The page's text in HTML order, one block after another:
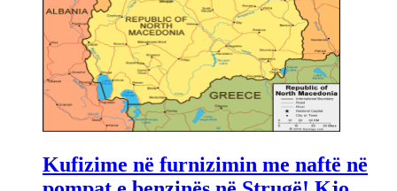
Kufizime në furnizimin me naftë në